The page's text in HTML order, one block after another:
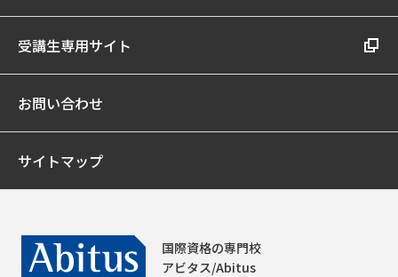
受講生専用サイト
お問い合わせ
サイトマップ
国際資格の専門校
アビタス/Abitus